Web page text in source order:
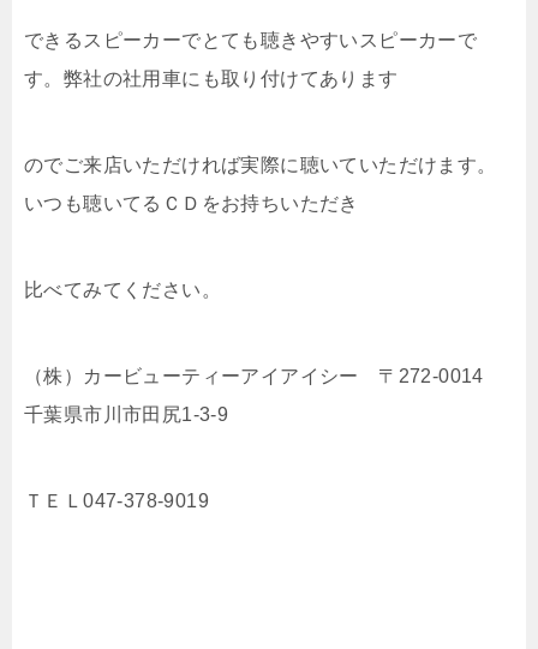
できるスピーカーでとても聴きやすいスピーカーで
す。弊社の社用車にも取り付けてあります
のでご来店いただければ実際に聴いていただけます。
いつも聴いてるＣＤをお持ちいただき
比べてみてください。
（株）カービューティーアイアイシー 〒272-0014
千葉県市川市田尻1-3-9
ＴＥＬ047-378-9019